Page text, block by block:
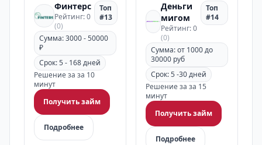
Финтерс
Рейтинг: 0
(0)
Топ
#13
Сумма: 3000 - 50000
₽
Срок: 5 - 168 дней
Решение за за 10
минут
Получить займ
Подробнее
Деньги
мигом
Рейтинг: 0
(0)
Топ
#14
Сумма: от 1000 до
30000 руб
Срок: 5 -30 дней
Решение за за 15
минут
Получить займ
Подробнее